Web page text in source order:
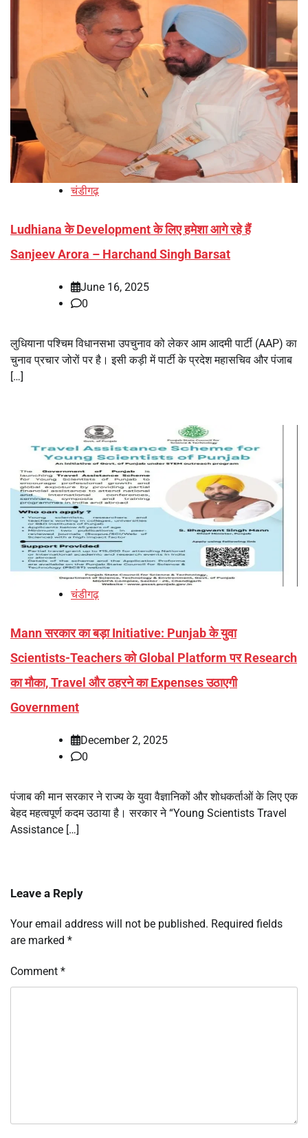
चंडीगढ़
Ludhiana के Development के लिए हमेशा आगे रहे हैं
Sanjeev Arora – Harchand Singh Barsat
June 16, 2025
0
लुधियाना पश्चिम विधानसभा उपचुनाव को लेकर आम आदमी पार्टी (AAP) का
चुनाव प्रचार जोरों पर है। इसी कड़ी में पार्टी के प्रदेश महासचिव और पंजाब
[…]
चंडीगढ़
Mann सरकार का बड़ा Initiative: Punjab के युवा
Scientists-Teachers को Global Platform पर Research
का मौका, Travel और ठहरने का Expenses उठाएगी
Government
December 2, 2025
0
पंजाब की मान सरकार ने राज्य के युवा वैज्ञानिकों और शोधकर्ताओं के लिए एक
बेहद महत्वपूर्ण कदम उठाया है। सरकार ने “Young Scientists Travel
Assistance […]
Leave a Reply
Your email address will not be published. Required fields
are marked *
Comment *